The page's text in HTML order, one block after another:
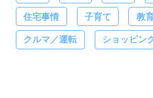
住宅事情 子育て 教
クルマ／運転 ショッピン